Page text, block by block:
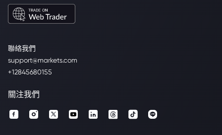
聯絡我們
support@markets.com
+12845680155
關注我們